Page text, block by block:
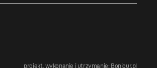
projekt, wykonanie i utrzymanie: Bonjour.pl